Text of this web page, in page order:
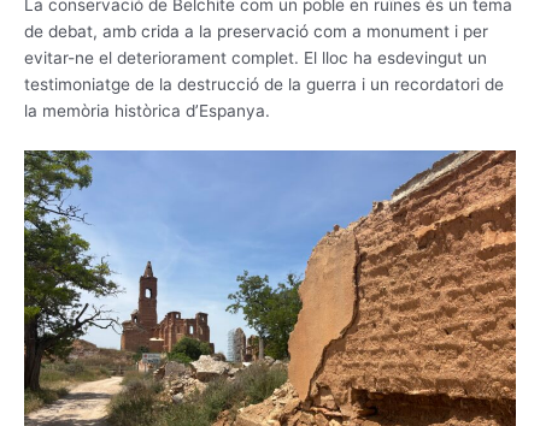
La conservació de Belchite com un poble en ruïnes és un tema
de debat, amb crida a la preservació com a monument i per
evitar-ne el deteriorament complet. El lloc ha esdevingut un
testimoniatge de la destrucció de la guerra i un recordatori de
la memòria històrica d’Espanya.